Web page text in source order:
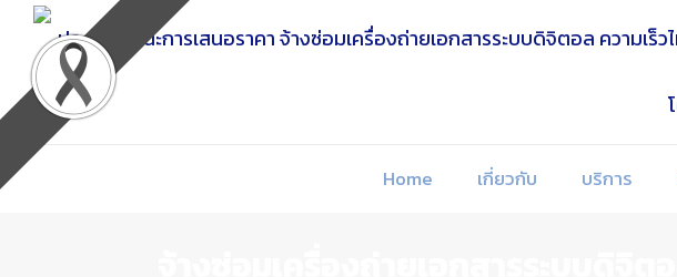
Skip
Content
Home เกี่ยวกับ บริการ